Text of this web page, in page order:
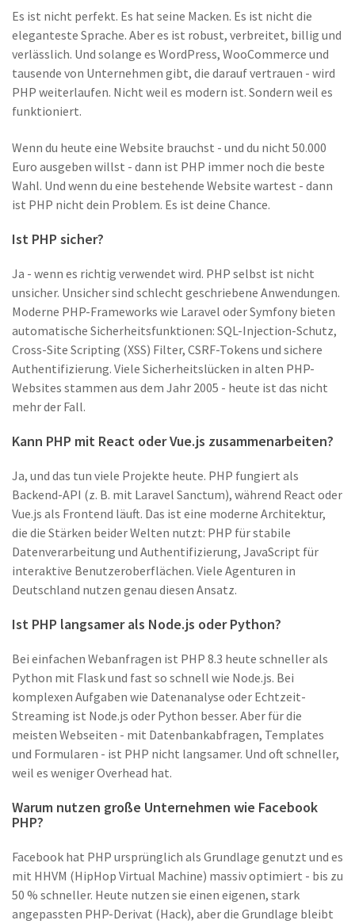
Es ist nicht perfekt. Es hat seine Macken. Es ist nicht die
eleganteste Sprache. Aber es ist robust, verbreitet, billig und
verlässlich. Und solange es WordPress, WooCommerce und
tausende von Unternehmen gibt, die darauf vertrauen - wird
PHP weiterlaufen. Nicht weil es modern ist. Sondern weil es
funktioniert.
Wenn du heute eine Website brauchst - und du nicht 50.000
Euro ausgeben willst - dann ist PHP immer noch die beste
Wahl. Und wenn du eine bestehende Website wartest - dann
ist PHP nicht dein Problem. Es ist deine Chance.
Ist PHP sicher?
Ja - wenn es richtig verwendet wird. PHP selbst ist nicht
unsicher. Unsicher sind schlecht geschriebene Anwendungen.
Moderne PHP-Frameworks wie Laravel oder Symfony bieten
automatische Sicherheitsfunktionen: SQL-Injection-Schutz,
Cross-Site Scripting (XSS) Filter, CSRF-Tokens und sichere
Authentifizierung. Viele Sicherheitslücken in alten PHP-
Websites stammen aus dem Jahr 2005 - heute ist das nicht
mehr der Fall.
Kann PHP mit React oder Vue.js zusammenarbeiten?
Ja, und das tun viele Projekte heute. PHP fungiert als
Backend-API (z. B. mit Laravel Sanctum), während React oder
Vue.js als Frontend läuft. Das ist eine moderne Architektur,
die die Stärken beider Welten nutzt: PHP für stabile
Datenverarbeitung und Authentifizierung, JavaScript für
interaktive Benutzeroberflächen. Viele Agenturen in
Deutschland nutzen genau diesen Ansatz.
Ist PHP langsamer als Node.js oder Python?
Bei einfachen Webanfragen ist PHP 8.3 heute schneller als
Python mit Flask und fast so schnell wie Node.js. Bei
komplexen Aufgaben wie Datenanalyse oder Echtzeit-
Streaming ist Node.js oder Python besser. Aber für die
meisten Webseiten - mit Datenbankabfragen, Templates
und Formularen - ist PHP nicht langsamer. Und oft schneller,
weil es weniger Overhead hat.
Warum nutzen große Unternehmen wie Facebook
PHP?
Facebook hat PHP ursprünglich als Grundlage genutzt und es
mit HHVM (HipHop Virtual Machine) massiv optimiert - bis zu
50 % schneller. Heute nutzen sie einen eigenen, stark
angepassten PHP-Derivat (Hack), aber die Grundlage bleibt